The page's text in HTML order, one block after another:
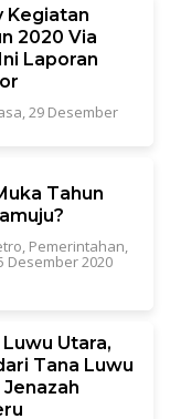
Kegiatan
2020 Via
Laporan
29 Desember
Tahun
, Pemerintahan,
Desember 2020
Utara,
Tana Luwu